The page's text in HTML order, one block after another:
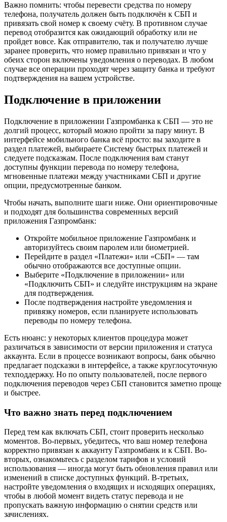
Важно помнить: чтобы перевести средства по номеру
телефона, получатель должен быть подключён к СБП и
привязать свой номер к своему счёту. В противном случае
перевод отобразится как ожидающий обработку или не
пройдет вовсе. Как отправителю, так и получателю лучше
заранее проверить, что номер правильно привязан и что у
обеих сторон включены уведомления о переводах. В любом
случае все операции проходят через защиту банка и требуют
подтверждения на вашем устройстве.
Подключение в приложении
Подключение в приложении Газпромбанка к СБП — это не
долгий процесс, который можно пройти за пару минут. В
интерфейсе мобильного банка всё просто: вы заходите в
раздел платежей, выбираете Систему быстрых платежей и
следуете подсказкам. После подключения вам станут
доступны функции перевода по номеру телефона,
мгновенные платежи между участниками СБП и другие
опции, предусмотренные банком.
Чтобы начать, выполните шаги ниже. Они ориентировочные
и подходят для большинства современных версий
приложения Газпромбанк:
Откройте мобильное приложение Газпромбанк и
авторизуйтесь своим паролем или биометрией.
Перейдите в раздел «Платежи» или «СБП» — там
обычно отображаются все доступные опции.
Выберите «Подключение в приложении» или
«Подключить СБП» и следуйте инструкциям на экране
для подтверждения.
После подтверждения настройте уведомления и
привязку номеров, если планируете использовать
переводы по номеру телефона.
Есть нюанс: у некоторых клиентов процедура может
различаться в зависимости от версии приложения и статуса
аккаунта. Если в процессе возникают вопросы, банк обычно
предлагает подсказки в интерфейсе, а также круглосуточную
техподдержку. Но по опыту пользователей, после первого
подключения переводов через СБП становится заметно проще
и быстрее.
Что важно знать перед подключением
Перед тем как включать СБП, стоит проверить несколько
моментов. Во-первых, убедитесь, что ваш номер телефона
корректно привязан к аккаунту Газпромбанк и к СБП. Во-
вторых, ознакомьтесь с разделом тарифов и условий
использования — иногда могут быть обновления правил или
изменений в списке доступных функций. В-третьих,
настройте уведомления о входящих и исходящих операциях,
чтобы в любой момент видеть статус перевода и не
пропускать важную информацию о снятии средств или
зачислениях.